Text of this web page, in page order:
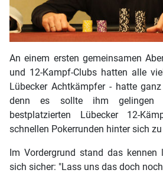
An einem ersten gemeinsamen
und 12-Kampf-Clubs hatten alle
Lübecker Achtkämpfer - hatte
denn es sollte ihm gelingen
bestplatzierten Lübecker 12-
schnellen Pokerrunden hinter sich
Im Vordergrund stand das kennen
sich sicher: "Lass uns das doch